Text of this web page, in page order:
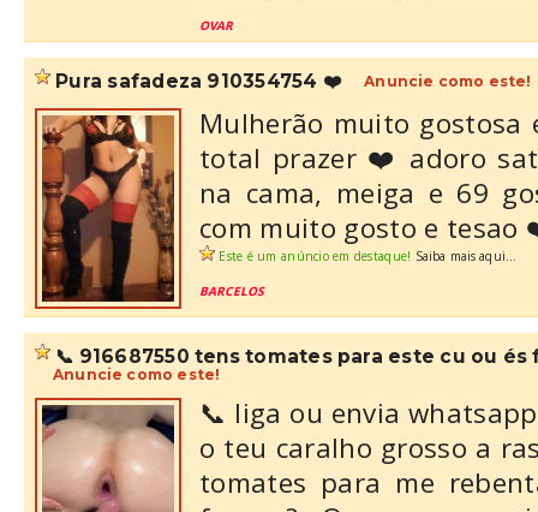
OVAR
pura safadeza 910354754 ❤️ Anuncie como este!
Mulherão muito gostosa
total prazer ❤️ adoro
na cama, meiga e 69
com muito gosto e tesao
Este é um anúncio em destaque! Saiba mais aqui...
BARCELOS
📞 916687550 tens tomates para este cu ou
Anuncie como este!
📞 liga ou envia
o teu caralho grosso a
tomates para me